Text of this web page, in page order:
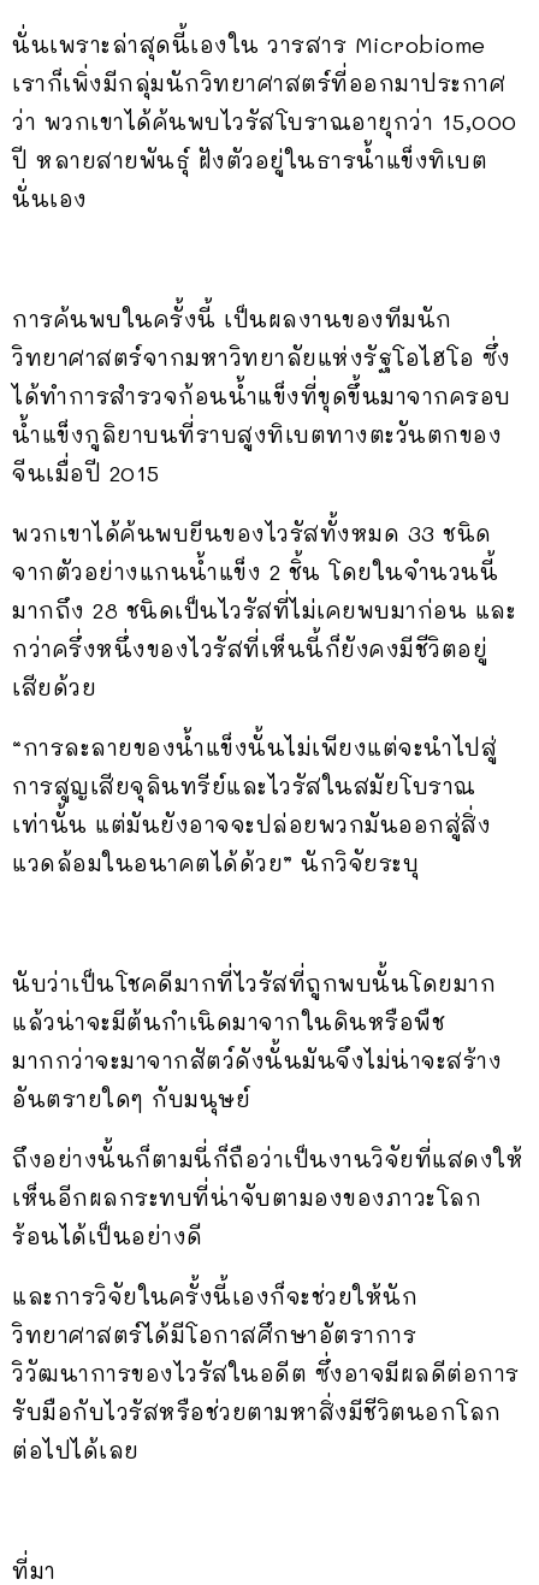
นั่นเพราะล่าสุดนี้เองใน วารสาร Microbiome
เราก็เพิ่งมีกลุ่มนักวิทยาศาสตร์ที่ออกมาประกาศ
ว่า พวกเขาได้ค้นพบไวรัสโบราณอายุกว่า 15,000
ปี หลายสายพันธุ์ ฝังตัวอยู่ในธารน้ำแข็งทิเบต
นั่นเอง
การค้นพบในครั้งนี้ เป็นผลงานของทีมนัก
วิทยาศาสตร์จากมหาวิทยาลัยแห่งรัฐโอไฮโอ ซึ่ง
ได้ทำการสำรวจก้อนน้ำแข็งที่ขุดขึ้นมาจากครอบ
น้ำแข็งกูลิยาบนที่ราบสูงทิเบตทางตะวันตกของ
จีนเมื่อปี 2015
พวกเขาได้ค้นพบยีนของไวรัสทั้งหมด 33 ชนิด
จากตัวอย่างแกนน้ำแข็ง 2 ชิ้น โดยในจำนวนนี้
มากถึง 28 ชนิดเป็นไวรัสที่ไม่เคยพบมาก่อน และ
กว่าครึ่งหนึ่งของไวรัสที่เห็นนี้ก็ยังคงมีชีวิตอยู่
เสียด้วย
“การละลายของน้ำแข็งนั้นไม่เพียงแต่จะนำไปสู่
การสูญเสียจุลินทรีย์และไวรัสในสมัยโบราณ
เท่านั้น แต่มันยังอาจจะปล่อยพวกมันออกสู่สิ่ง
แวดล้อมในอนาคตได้ด้วย” นักวิจัยระบุ
นับว่าเป็นโชคดีมากที่ไวรัสที่ถูกพบนั้นโดยมาก
แล้วน่าจะมีต้นกำเนิดมาจากในดินหรือพืช
มากกว่าจะมาจากสัตว์ดังนั้นมันจึงไม่น่าจะสร้าง
อันตรายใดๆ กับมนุษย์
ถึงอย่างนั้นก็ตามนี่ก็ถือว่าเป็นงานวิจัยที่แสดงให้
เห็นอีกผลกระทบที่น่าจับตามองของภาวะโลก
ร้อนได้เป็นอย่างดี
และการวิจัยในครั้งนี้เองก็จะช่วยให้นัก
วิทยาศาสตร์ได้มีโอกาสศึกษาอัตราการ
วิวัฒนาการของไวรัสในอดีต ซึ่งอาจมีผลดีต่อการ
รับมือกับไวรัสหรือช่วยตามหาสิ่งมีชีวิตนอกโลก
ต่อไปได้เลย
ที่มา